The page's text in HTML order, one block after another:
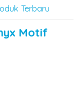
Terbaru
Motif